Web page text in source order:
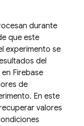
durante
que este
experimento se
del
Firebase
de
En este
valores